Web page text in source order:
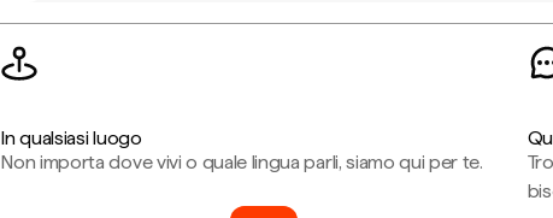
In qualsiasi luogo
Non importa dove vivi o quale lingua parli, siamo qui per te.